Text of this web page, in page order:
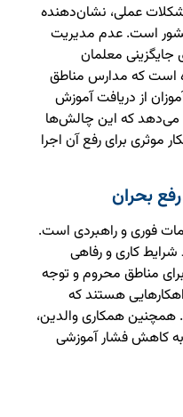
عملی، نشان‌دهنده
است. عدم مدیریت
جایگزینی معلمان
است که مدارس مناطق
از دریافت آموزش
می‌دهد که این چالش‌ها
موثری برای رفع آن اجرا
بحران
فوری و راهبردی است.
کاری و رفاهی
مناطق محروم و توجه
هستند که
همچنین همکاری والدین،
کاهش فشار آموزشی